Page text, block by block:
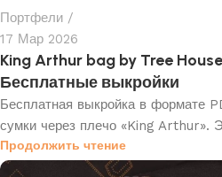
Портфели
17 Мар 2026
King Arthur bag by Tree
Бесплатные выкройки
Бесплатная выкройка в формате
сумки через плечо «King Arthur».
Продолжить чтение